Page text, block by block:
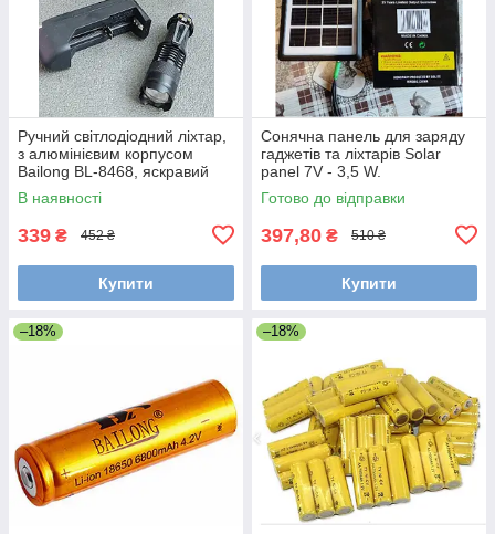
Ручний світлодіодний ліхтар,
з алюмінієвим корпусом
Bailong BL-8468, яскравий
В наявності
339 ₴ 452 ₴
Купити
Сонячна панель для заряду
гаджетів та ліхтарів Solar
panel 7V - 3,5 W.
Готово до відправки
397,80 ₴ 510 ₴
Купити
–18% –18%